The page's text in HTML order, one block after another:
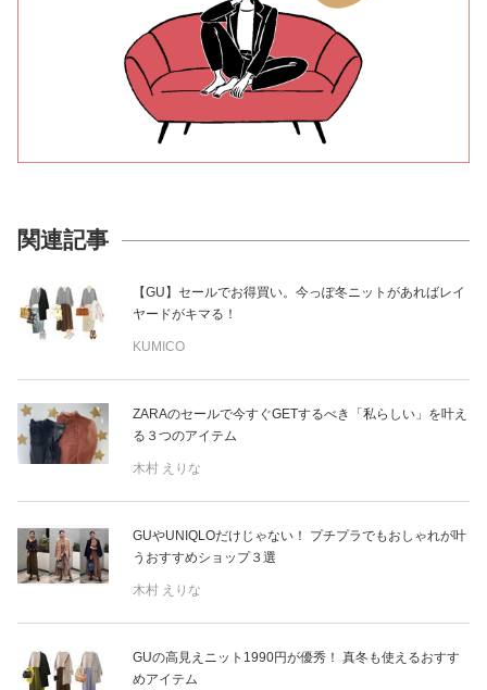
関連記事
【GU】セールでお得買い。今っぽ冬ニットがあればレイ
ヤードがキマる！
KUMICO
ZARAのセールで今すぐGETするべき「私らしい」を叶え
る３つのアイテム
木村 えりな
GUやUNIQLOだけじゃない！ プチプラでもおしゃれが叶
うおすすめショップ３選
木村 えりな
GUの高見えニット1990円が優秀！ 真冬も使えるおすす
めアイテム